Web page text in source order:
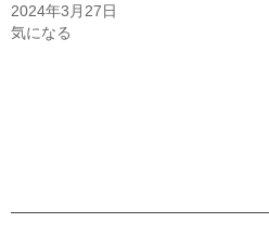
2024年3月27日
気になる